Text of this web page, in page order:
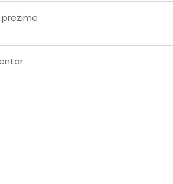
prezime